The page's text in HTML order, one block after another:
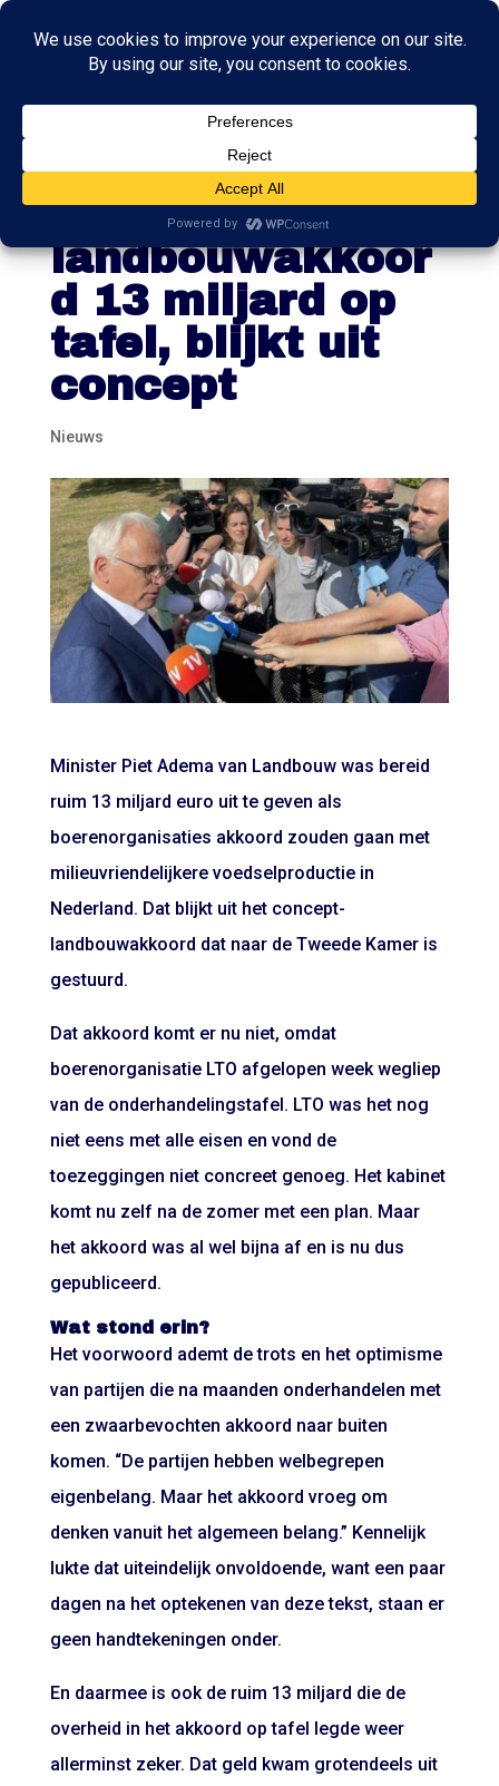
Kabinet legde
met
landbouwakkoor
d 13 miljard op
tafel, blijkt uit
concept
Nieuws
Minister Piet Adema van Landbouw was bereid
ruim 13 miljard euro uit te geven als
boerenorganisaties akkoord zouden gaan met
milieuvriendelijkere voedselproductie in
Nederland. Dat blijkt uit het concept-
landbouwakkoord dat naar de Tweede Kamer is
gestuurd.
Dat akkoord komt er nu niet, omdat
boerenorganisatie LTO afgelopen week wegliep
van de onderhandelingstafel. LTO was het nog
niet eens met alle eisen en vond de
toezeggingen niet concreet genoeg. Het kabinet
komt nu zelf na de zomer met een plan. Maar
het akkoord was al wel bijna af en is nu dus
gepubliceerd.
Wat stond erin?
Het voorwoord ademt de trots en het optimisme
van partijen die na maanden onderhandelen met
een zwaarbevochten akkoord naar buiten
komen. “De partijen hebben welbegrepen
eigenbelang. Maar het akkoord vroeg om
denken vanuit het algemeen belang.” Kennelijk
lukte dat uiteindelijk onvoldoende, want een paar
dagen na het optekenen van deze tekst, staan er
geen handtekeningen onder.
En daarmee is ook de ruim 13 miljard die de
overheid in het akkoord op tafel legde weer
allerminst zeker. Dat geld kwam grotendeels uit